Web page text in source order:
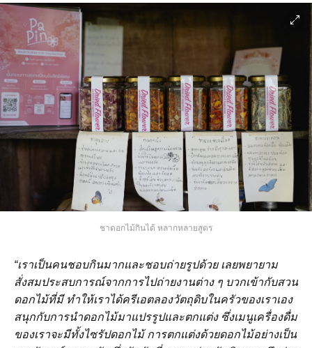
ชาดอกไม้กินได้ หลากหลายสูตร
“เราเป็นคนชอบกินมากและชอบถ่ายรูปด้วย เลยพยายาม
สั่งสมประสบการณ์จากการไปถ่ายงานต่าง ๆ บวกเข้ากับสวน
ดอกไม้ที่มี ทำให้เราได้ครีเอตลองวัตถุดิบในครัวของเราเอง
สนุกกับการนำดอกไม้มาแปรรูปและตกแต่ง ซึ่งเมนูเครื่องดื่ม
ของเราจะมีทั้งไซรัปดอกไม้ การตกแต่งด้วยดอกไม้อย่างเป็น